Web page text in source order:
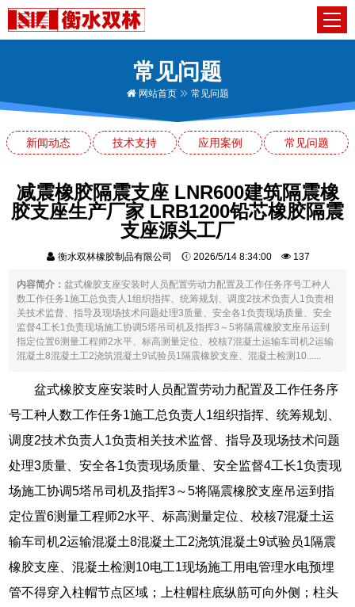
常见问题
网站首页 常见问题
新闻动态 技术支持 应用案例 常见问题
减震橡胶隔震支座 LNR600建筑隔震橡
胶支座生产厂家 LRB1200铅芯橡胶隔震
支座源头工厂
衡水双林橡胶制品有限公司 2026/5/14 8:34:00 137
内容简介：盆式橡胶支座安装时人员配置劳动力配置及工作任务序号工种人
数工作任务1施工总负责人1组织指挥、统筹规划、调度2技术负责人1负责相
关技术监督、指导及现场技术问题处理3质量、安全各1负责现场质量、安全
监督4工长1负责现场施工协调5塔吊司机及指挥3～5将隔震橡胶支座吊运到
指定位置6测量工程师2水平、标高测量定位、校核7混凝土运输车司机2运输
混凝土8混凝土工2浇筑混凝土9试验员1隔震橡胶支座、混凝土检测10......
盆式橡胶支座安装时人员配置劳动力配置及工作任务序
号工种人数工作任务1施工总负责人1组织指挥、统筹规划、
调度2技术负责人1负责相关技术监督、指导及现场技术问题
处理3质量、安全各1负责现场质量、安全监督4工长1负责现
场施工协调5塔吊司机及指挥3～5将隔震橡胶支座吊运到指
定位置6测量工程师2水平、标高测量定位、校核7混凝土运
输车司机2运输混凝土8混凝土工2浇筑混凝土9试验员1隔震
橡胶支座、混凝土检测10电工1现场施工用电管理水电预埋
管不得穿入柱帽节点区域；上柱帽柱底纵筋可向外侧；柱头